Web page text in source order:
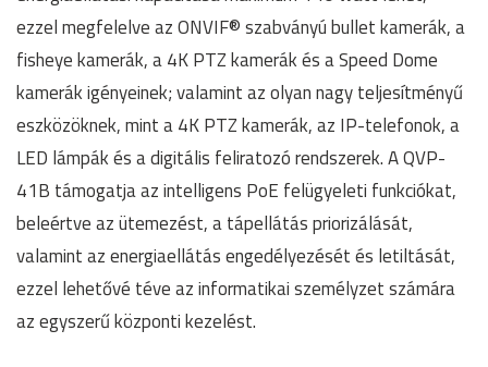
ezzel megfelelve az ONVIF® szabványú bullet kamerák, a
fisheye kamerák, a 4K PTZ kamerák és a Speed Dome
kamerák igényeinek; valamint az olyan nagy teljesítményű
eszközöknek, mint a 4K PTZ kamerák, az IP-telefonok, a
LED lámpák és a digitális feliratozó rendszerek. A QVP-
41B támogatja az intelligens PoE felügyeleti funkciókat,
beleértve az ütemezést, a tápellátás priorizálását,
valamint az energiaellátás engedélyezését és letiltását,
ezzel lehetővé téve az informatikai személyzet számára
az egyszerű központi kezelést.